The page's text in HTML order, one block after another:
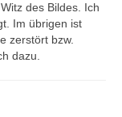
des Bildes. Ich
Im übrigen ist
zerstört bzw.
dazu.